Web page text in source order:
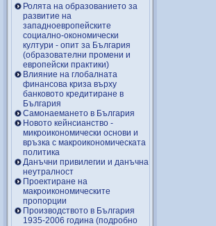
Ролята на образованието за
развитие на
западноевропейските
социално-окономически
култури - опит за България
(образователни промени и
европейски практики)
Влияние на глобалната
финансова криза върху
банковото кредитиране в
България
Самонаемането в България
Новото кейнсианство -
микроикономически основи и
връзка с макроикономическата
политика
Данъчни привилегии и данъчна
неутралност
Проектиране на
макроикономическите
пропорции
Производството в България
1935-2006 година (подробно